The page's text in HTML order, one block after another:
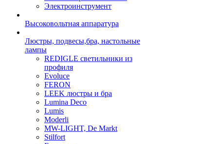
Электроинструмент
Высоковольтная аппаратура
Люстры, подвесы,бра, настольные
лампы
REDIGLE светильники из
профиля
Evoluce
FERON
LEEK люстры и бра
Lumina Deco
Lumis
Moderli
MW-LIGHT, De Markt
Stilfort